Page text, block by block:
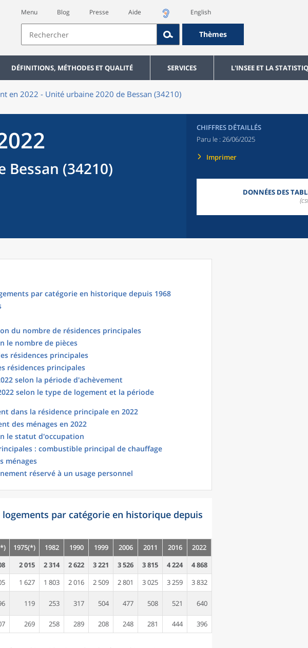
Menu Blog Presse Aide English
Thèmes
DÉFINITIONS, MÉTHODES ET QUALITÉ SERVICES L'INSEE ET LA
en 2022 - Unité urbaine 2020 de Bessan (34210)
Bessan (34210)
CHIFFRES DÉTAILLÉS
Paru le : 26/06/2025
Imprimer
DONNÉES DES
par catégorie en historique depuis 1968
du nombre de résidences principales
le nombre de pièces
résidences principales
résidences principales
selon la période d'achèvement
selon le type de logement et la période
dans la résidence principale en 2022
des ménages en 2022
le statut d'occupation
: combustible principal de chauffage
ménages
réservé à un usage personnel
par catégorie en historique depuis
1975(*) 1982 1990 1999 2006 2011 2016
2022
2 015 2 314 2 622 3 221 3 526 3 815 4 224
4 868
1 627 1 803 2 016 2 509 2 801 3 025 3 259
3 832
119 253 317 504 477 508 521 640
269 258 289 208 248 281 444
396